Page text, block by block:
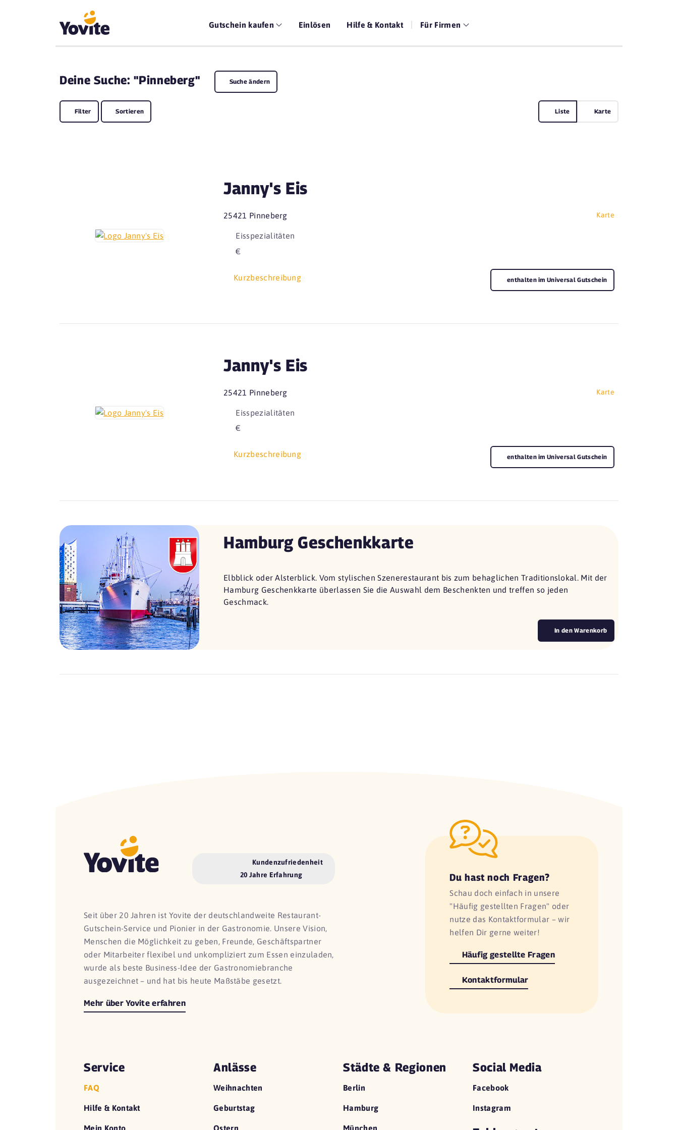
Gutschein kaufen Einlösen Hilfe & Kontakt Für Firmen
Deine Suche: "Pinneberg" Suche ändern
Filter Sortieren Liste Karte
Janny's Eis
25421 Pinneberg Karte
Eisspezialitäten
€
Kurzbeschreibung enthalten im Universal Gutschein
Janny's Eis
25421 Pinneberg Karte
Eisspezialitäten
€
Kurzbeschreibung enthalten im Universal Gutschein
Hamburg Geschenkkarte
Elbblick oder Alsterblick. Vom stylischen Szenerestaurant bis zum behaglichen Traditionslokal. Mit der
Hamburg Geschenkkarte überlassen Sie die Auswahl dem Beschenkten und treffen so jeden
Geschmack.
In den Warenkorb
Kundenzufriedenheit
20 Jahre Erfahrung
Seit über 20 Jahren ist Yovite der deutschlandweite Restaurant-
Gutschein-Service und Pionier in der Gastronomie. Unsere Vision,
Menschen die Möglichkeit zu geben, Freunde, Geschäftspartner
oder Mitarbeiter flexibel und unkompliziert zum Essen einzuladen,
wurde als beste Business-Idee der Gastronomiebranche
ausgezeichnet – und hat bis heute Maßstäbe gesetzt.
Mehr über Yovite erfahren
Du hast noch Fragen?
Schau doch einfach in unsere
"Häufig gestellten Fragen" oder
nutze das Kontaktformular – wir
helfen Dir gerne weiter!
Häufig gestellte Fragen
Kontaktformular
Service
FAQ
Hilfe & Kontakt
Mein Konto
Anlässe
Weihnachten
Geburtstag
Ostern
Städte & Regionen
Berlin
Hamburg
München
Social Media
Facebook
Instagram